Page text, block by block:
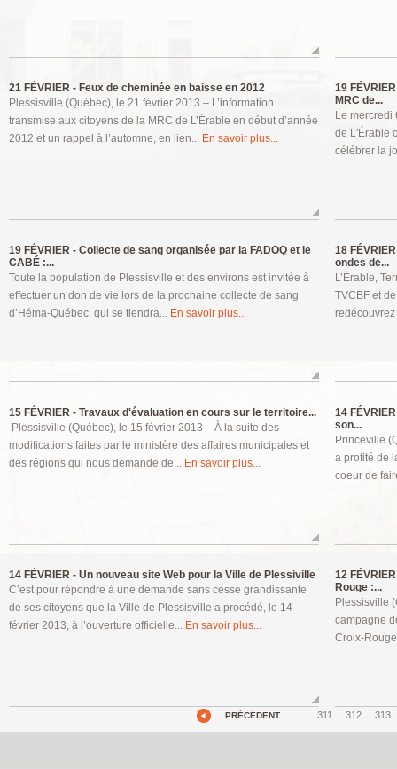
21 FÉVRIER - Feux de cheminée en baisse en 2012
Plessisville (Québec), le 21 février 2013 – L’information
transmise aux citoyens de la MRC de L’Érable en début d’année
2012 et un rappel à l’automne, en lien... En savoir plus...
19
MRC de...
Le mercredi
de L'Érable
célébrer la
19 FÉVRIER - Collecte de sang organisée par la FADOQ et le
CABÉ :...
Toute la population de Plessisville et des environs est invitée à
effectuer un don de vie lors de la prochaine collecte de sang
d’Héma-Québec, qui se tiendra... En savoir plus...
18
ondes de...
L’Érable,
TVCBF et
15 FÉVRIER - Travaux d'évaluation en cours sur le territoire...
Plessisville (Québec), le 15 février 2013 – À la suite des
modifications faites par le ministère des affaires municipales et
des régions qui nous demande de... En savoir plus...
14
son...
Princeville
a profité de
coeur de
14 FÉVRIER - Un nouveau site Web pour la Ville de Plessiville
C’est pour répondre à une demande sans cesse grandissante
de ses citoyens que la Ville de Plessisville a procédé, le 14
février 2013, à l’ouverture officielle... En savoir plus...
12
Rouge :...
Plessisville
campagne
Croix-
PRÉCÉDENT … 311 312 313